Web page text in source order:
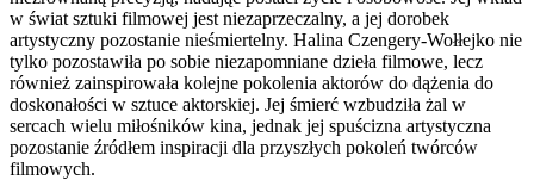
w świat sztuki filmowej jest niezaprzeczalny, a jej dorobek
artystyczny pozostanie nieśmiertelny. Halina Czengery-Wołłejko nie
tylko pozostawiła po sobie niezapomniane dzieła filmowe, lecz
również zainspirowała kolejne pokolenia aktorów do dążenia do
doskonałości w sztuce aktorskiej. Jej śmierć wzbudziła żal w
sercach wielu miłośników kina, jednak jej spuścizna artystyczna
pozostanie źródłem inspiracji dla przyszłych pokoleń twórców
filmowych.